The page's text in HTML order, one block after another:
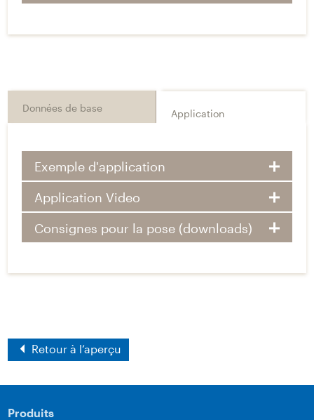
Données de base Application
Exemple d'application
Application Video
Consignes pour la pose (downloads)
Retour à l‘aperçu
Produits